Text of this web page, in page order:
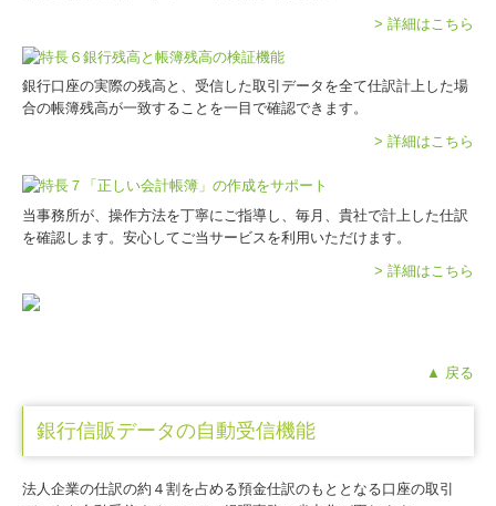
> 詳細はこちら
銀行口座の実際の残高と、受信した取引データを全て仕訳計上した場
合の帳簿残高が一致することを一目で確認できます。
> 詳細はこちら
当事務所が、操作方法を丁寧にご指導し、毎月、貴社で計上した仕訳
を確認します。安心してご当サービスを利用いただけます。
> 詳細はこちら
▲ 戻る
銀行信販データの自動受信機能
法人企業の仕訳の約４割を占める預金仕訳のもととなる口座の取引